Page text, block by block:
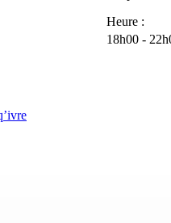
Heure :
18h00 -